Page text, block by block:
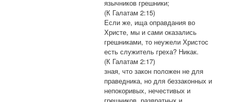
язычников грешники;
(К Галатам 2:15)
Если же, ища оправдания во
Христе, мы и сами оказались
грешниками, то неужели Христос
есть служитель греха? Никак.
(К Галатам 2:17)
зная, что закон положен не для
праведника, но для беззаконных и
непокоривых, нечестивых и